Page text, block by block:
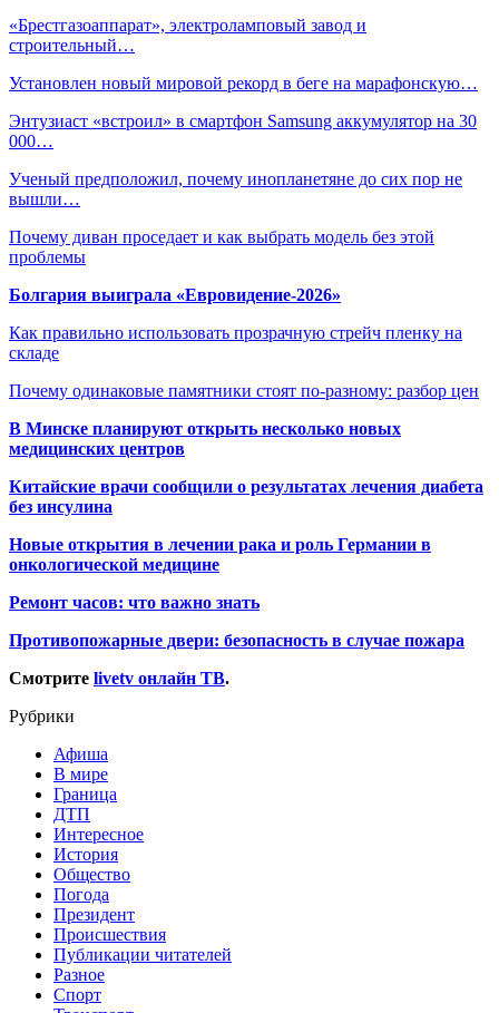
«Брестгазоаппарат», электроламповый завод и
строительный…
Установлен новый мировой рекорд в беге на марафонскую…
Энтузиаст «встроил» в смартфон Samsung аккумулятор на 30
000…
Ученый предположил, почему инопланетяне до сих пор не
вышли…
Почему диван проседает и как выбрать модель без этой
проблемы
Болгария выиграла «Евровидение-2026»
Как правильно использовать прозрачную стрейч пленку на
складе
Почему одинаковые памятники стоят по-разному: разбор цен
В Минске планируют открыть несколько новых
медицинских центров
Китайские врачи сообщили о результатах лечения диабета
без инсулина
Новые открытия в лечении рака и роль Германии в
онкологической медицине
Ремонт часов: что важно знать
Противопожарные двери: безопасность в случае пожара
Смотрите livetv онлайн ТВ.
Рубрики
Афиша
В мире
Граница
ДТП
Интересное
История
Общество
Погода
Президент
Происшествия
Публикации читателей
Разное
Спорт